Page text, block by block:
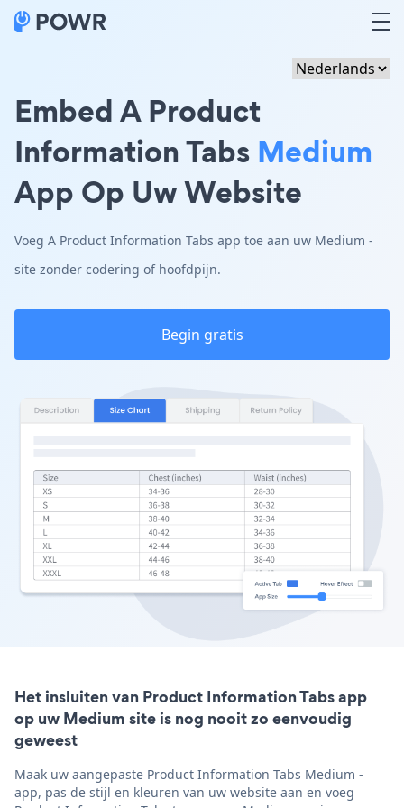
Embed A Product
Information Tabs Medium
App Op Uw Website
Voeg A Product Information Tabs app toe aan uw Medium -
site zonder codering of hoofdpijn.
Begin gratis
Het insluiten van Product Information Tabs app
op uw Medium site is nog nooit zo eenvoudig
geweest
Maak uw aangepaste Product Information Tabs Medium -
app, pas de stijl en kleuren van uw website aan en voeg